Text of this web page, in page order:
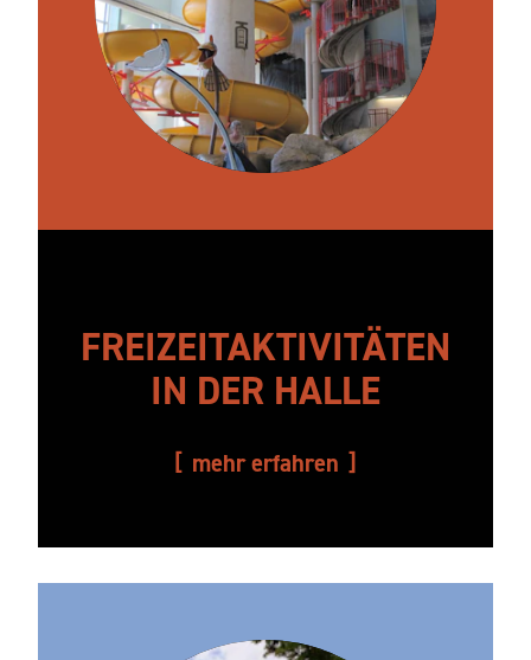
FREIZEITAKTIVITÄTEN
IN DER HALLE
mehr erfahren